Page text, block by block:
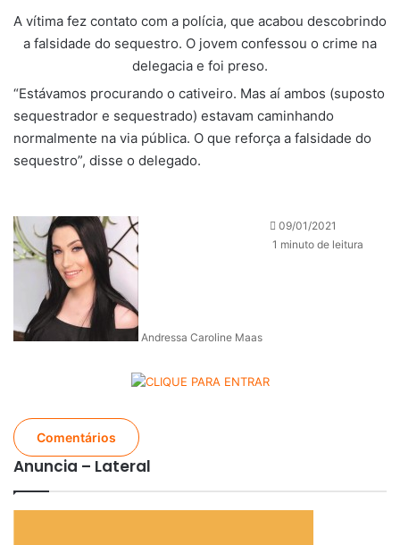
A vítima fez contato com a polícia, que acabou descobrindo
a falsidade do sequestro. O jovem confessou o crime na
delegacia e foi preso.
“Estávamos procurando o cativeiro. Mas aí ambos (suposto
sequestrador e sequestrado) estavam caminhando
normalmente na via pública. O que reforça a falsidade do
sequestro”, disse o delegado.
Andressa Caroline Maas
09/01/2021
1 minuto de leitura
Comentários
Anuncia – Lateral